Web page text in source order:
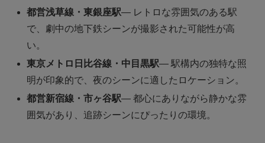
都営浅草線・東銀座駅— レトロな雰囲気のある駅
で、劇中の地下鉄シーンが撮影された可能性が高
い。
東京メトロ日比谷線・中目黒駅— 駅構内の独特な照
明が印象的で、夜のシーンに適したロケーション。
都営新宿線・市ヶ谷駅— 都心にありながら静かな雰
囲気があり、追跡シーンにぴったりの環境。